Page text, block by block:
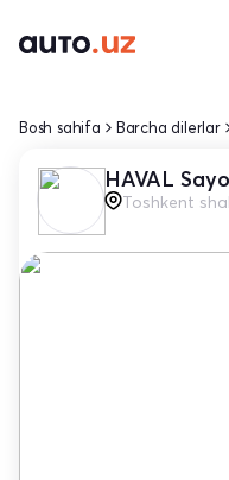
Bosh sahifa Barcha dilerlar
HAVAL